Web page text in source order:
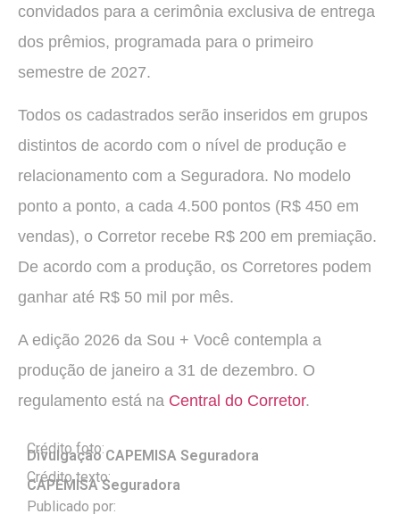
convidados para a cerimônia exclusiva de entrega
dos prêmios, programada para o primeiro
semestre de 2027.
Todos os cadastrados serão inseridos em grupos
distintos de acordo com o nível de produção e
relacionamento com a Seguradora. No modelo
ponto a ponto, a cada 4.500 pontos (R$ 450 em
vendas), o Corretor recebe R$ 200 em premiação.
De acordo com a produção, os Corretores podem
ganhar até R$ 50 mil por mês.
A edição 2026 da Sou + Você contempla a
produção de janeiro a 31 de dezembro. O
regulamento está na Central do Corretor.
Crédito foto:
Divulgação CAPEMISA Seguradora
Crédito texto:
CAPEMISA Seguradora
Publicado por: